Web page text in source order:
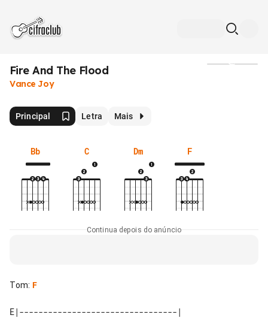
Fire And The Flood
Vance Joy
Principal Letra Mais
Bb C Dm F
Continua depois do anúncio
Tom: F
E|---------------------------------|